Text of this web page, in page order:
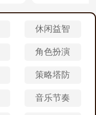
休闲益智
角色扮演
策略塔防
音乐节奏